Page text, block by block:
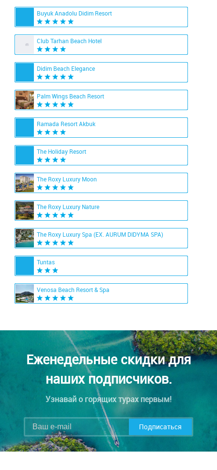
Buyuk Anadolu Didim Resort
Club Tarhan Beach Hotel
Didim Beach Elegance
Palm Wings Beach Resort
Ramada Resort Akbuk
The Holiday Resort
The Roxy Luxury Moon
The Roxy Luxury Nature
The Roxy Luxury Spa (EX. AURUM DIDYMA SPA)
Tuntas
Venosa Beach Resort & Spa
Еженедельные скидки для
наших подписчиков.
Узнавай о горящих турах первым!
Подписаться